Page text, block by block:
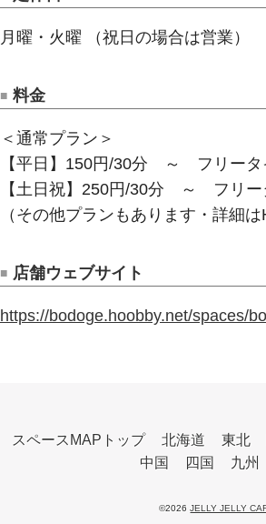
月曜・火曜 （祝日の場合は営業）
料金
＜通常プラン＞
【平日】150円/30分 ～ フリータ
【土日祝】250円/30分 ～ フリー
（その他プランもあります・詳細
店舗ウェブサイト
https://bodoge.hoobby.net/spaces/
スペースMAPトップ 北海道 東北
中国
四国 九州
©2026JELLY JELLY